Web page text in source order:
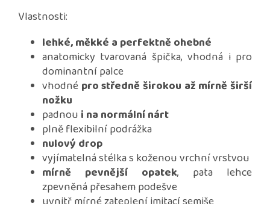
Vlastnosti:
lehké, měkké a perfektně ohebné
anatomicky tvarovaná špička, vhodná i pro
dominantní palce
vhodné pro středně širokou až mírně širší
nožku
padnou i na normální nárt
plně flexibilní podrážka
nulový drop
vyjímatelná stélka s koženou vrchní vrstvou
mírně pevnější opatek, pata lehce
zpevněná přesahem podešve